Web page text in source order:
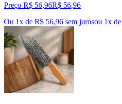
Preço R$ 56,96R$ 56,96
Ou 1x de R$ 56,96 sem jurosou 1x de